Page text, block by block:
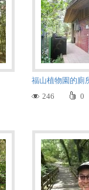
246
0